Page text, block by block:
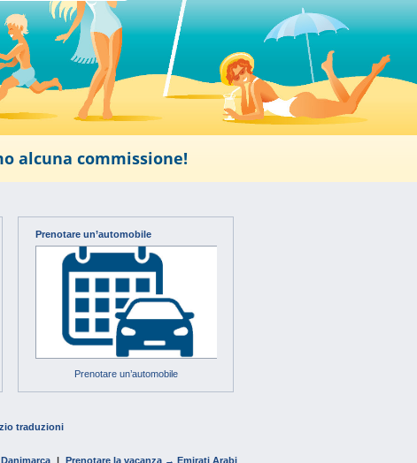
alcuna commissione!
Prenotare un’automobile
Prenotare un’automobile
traduzioni
| Prenotare la vacanza → Emirati Arabi